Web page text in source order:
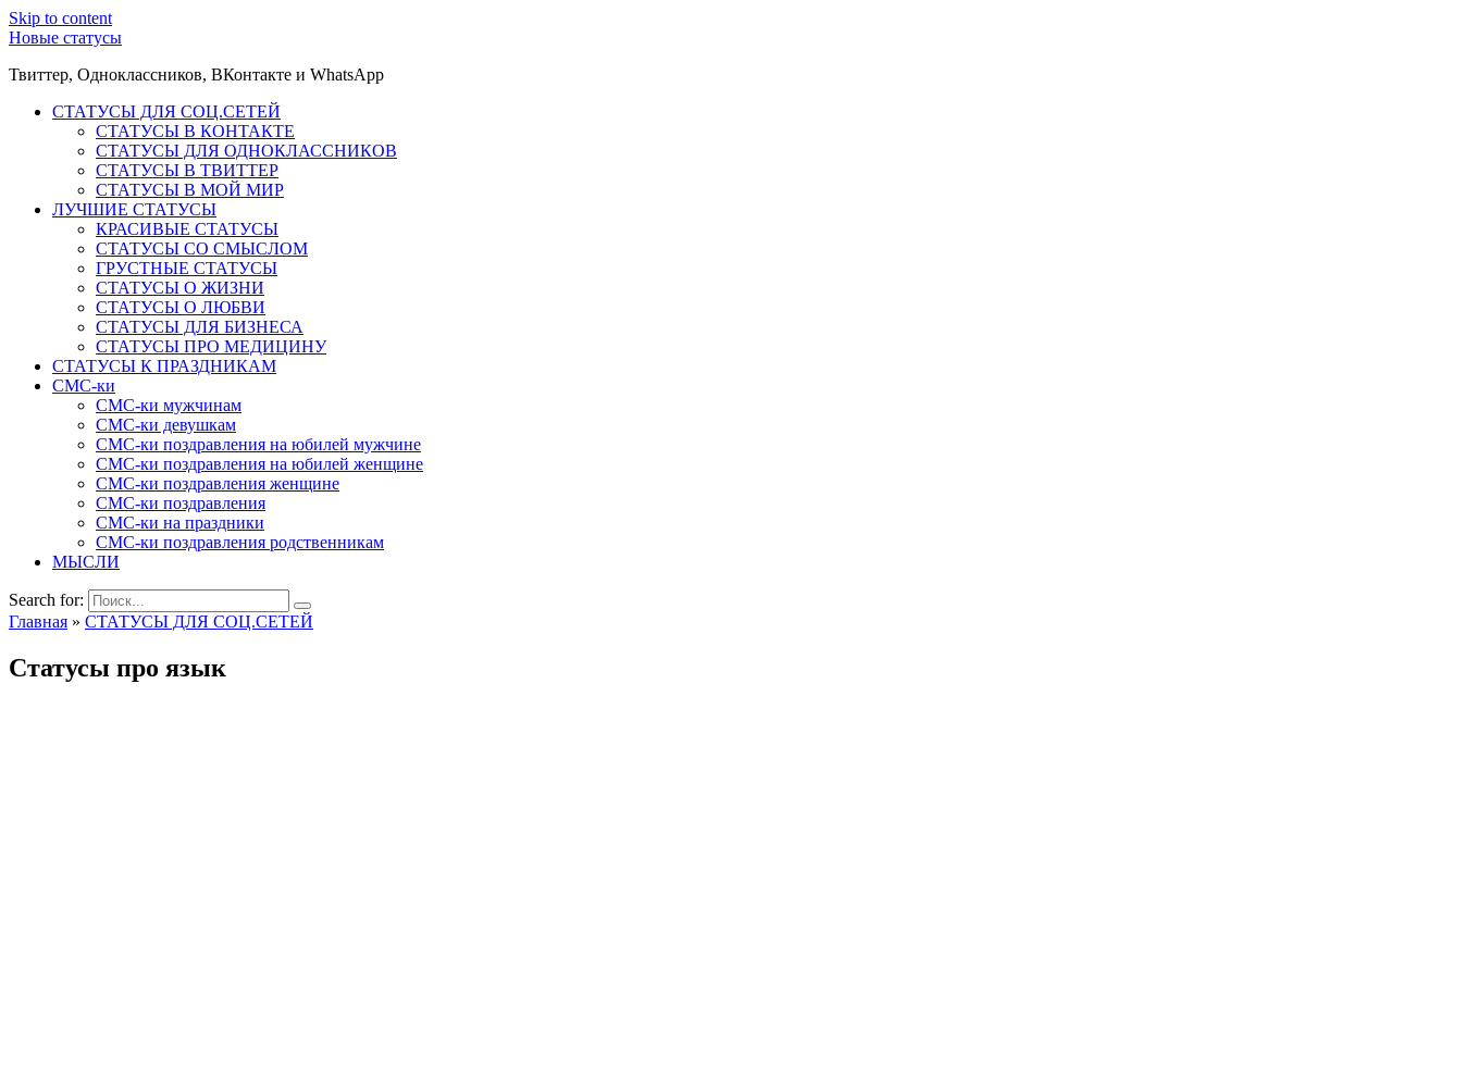
Skip to content
Новые статусы
Твиттер, Одноклассников, ВКонтакте и WhatsApp
СТАТУСЫ ДЛЯ СОЦ.СЕТЕЙ
СТАТУСЫ В КОНТАКТЕ
СТАТУСЫ ДЛЯ ОДНОКЛАССНИКОВ
СТАТУСЫ В ТВИТТЕР
СТАТУСЫ В МОЙ МИР
ЛУЧШИЕ СТАТУСЫ
КРАСИВЫЕ СТАТУСЫ
СТАТУСЫ СО СМЫСЛОМ
ГРУСТНЫЕ СТАТУСЫ
СТАТУСЫ О ЖИЗНИ
СТАТУСЫ О ЛЮБВИ
СТАТУСЫ ДЛЯ БИЗНЕСА
СТАТУСЫ ПРО МЕДИЦИНУ
СТАТУСЫ К ПРАЗДНИКАМ
СМС-ки
СМС-ки мужчинам
СМС-ки девушкам
СМС-ки поздравления на юбилей мужчине
СМС-ки поздравления на юбилей женщине
СМС-ки поздравления женщине
СМС-ки поздравления
СМС-ки на праздники
СМС-ки поздравления родственникам
МЫСЛИ
Search for:
Главная » СТАТУСЫ ДЛЯ СОЦ.СЕТЕЙ
Статусы про язык